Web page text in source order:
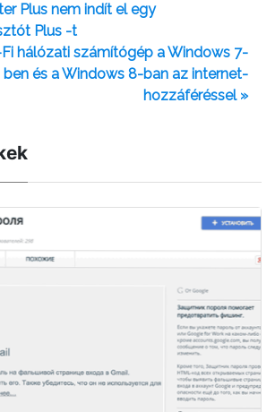
Plus nem indít el egy
Plus -t
hálózati számítógép a Windows 7-
ben és a Windows 8-ban az internet-
hozzáféréssel »